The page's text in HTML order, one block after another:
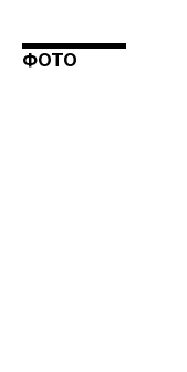
ФОТО